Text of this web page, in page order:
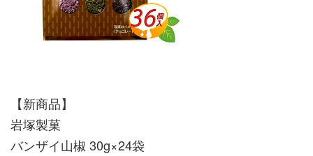
【新商品】
岩塚製菓
バンザイ山椒 30g×24袋